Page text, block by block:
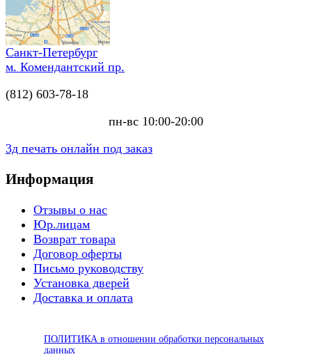
Санкт-Петербург
м. Комендантский пр.
(812) 603-78-18
пн-вс 10:00-20:00
3д печать онлайн под заказ
Информация
Отзывы о нас
Юр.лицам
Возврат товара
Договор оферты
Письмо руководству
Установка дверей
Доставка и оплата
ПОЛИТИКА в отношении обработки персональных
данных